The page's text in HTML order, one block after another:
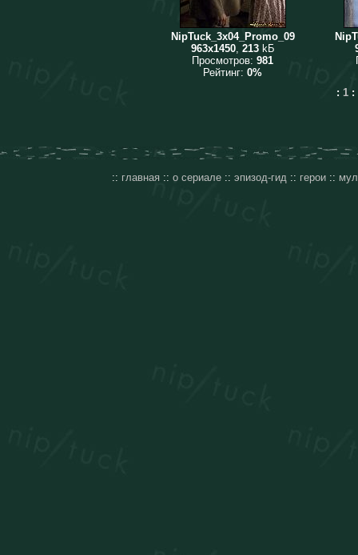
NipTuck_3x04_Promo_09
963x1450, 213kБ
Просмотров: 981
Рейтинг: 0%
: 1:
:: главная :: о сериале:: эпизод-гид:: герои::